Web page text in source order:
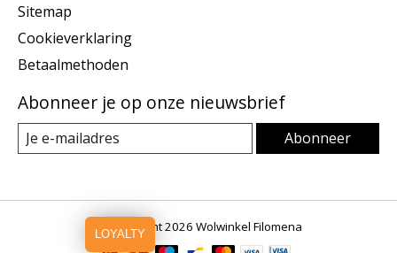
Sitemap
Cookieverklaring
Betaalmethoden
Abonneer je op onze nieuwsbrief
Abonneer
© Copyright 2026 Wolwinkel Filomena
LOYALTY